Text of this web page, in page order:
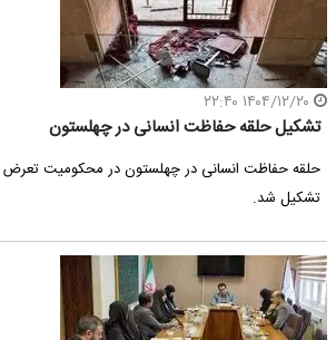
تشکیل حلقه حفاظت انسانی در چهلستون
حلقه حفاظت انسانی در چهلستون در محکومیت تعرض
تشکیل شد.